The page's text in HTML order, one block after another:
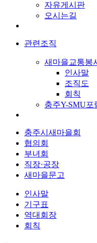
자유게시판
오시는길
관련조직
새마을교통봉
인사말
조직도
회칙
충주Y-SMU포
충주시새마을회
협의회
부녀회
직장·공장
새마을문고
인사말
기구표
역대회장
회칙